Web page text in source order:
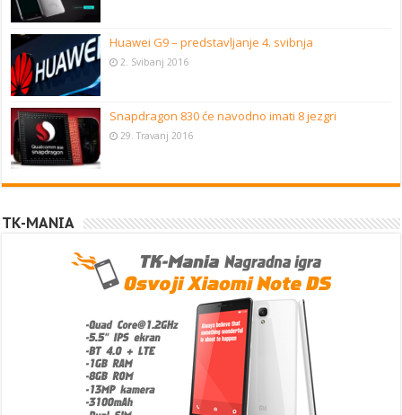
Huawei G9 – predstavljanje 4. svibnja
2. Svibanj 2016
Snapdragon 830 će navodno imati 8 jezgri
29. Travanj 2016
TK-MANIA